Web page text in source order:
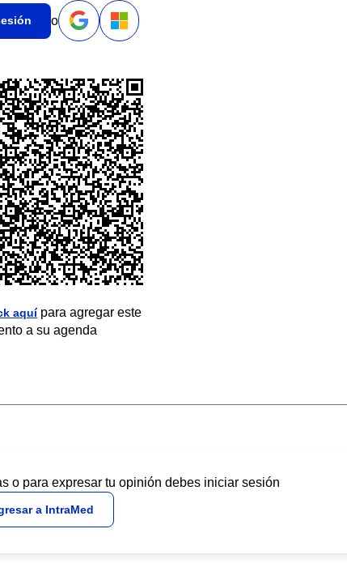
o
aquípara agregar este
a su agenda
o para expresar tu opinión debes iniciar sesión
a IntraMed